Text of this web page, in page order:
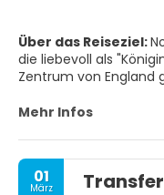
Über das Reiseziel:
die liebevoll als
Zentrum von England
Hood zieht weiterhin
belebten Straßen von
Castle hat eine
prächtige
Mehr Infos
01
März Transfer